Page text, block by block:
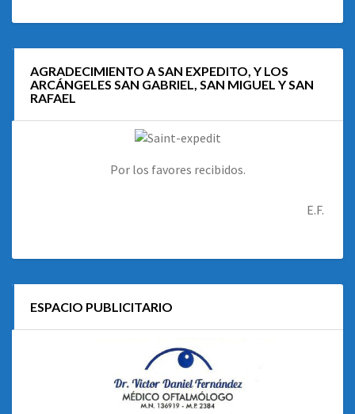
AGRADECIMIENTO A SAN EXPEDITO, Y LOS
ARCÁNGELES SAN GABRIEL, SAN MIGUEL Y SAN
RAFAEL
Por los favores recibidos.
E.F.
ESPACIO PUBLICITARIO